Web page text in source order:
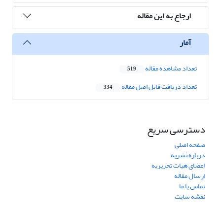
ارجاع به این مقاله
آمار
تعداد مشاهده مقاله 519
تعداد دریافت فایل اصل مقاله 334
دسترسی سریع
صفحه اصلی
درباره نشریه
اعضای هیات تحریریه
ارسال مقاله
تماس با ما
نقشه سایت